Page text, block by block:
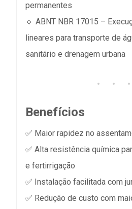
permanentes
🔹 ABNT NBR 17015 –
lineares para transporte de
sanitário e drenagem urbana
Benefícios
✅ Maior rapidez no
✅ Alta resistência química
e fertirrigação
✅ Instalação facilitada com
✅ Redução de custo com